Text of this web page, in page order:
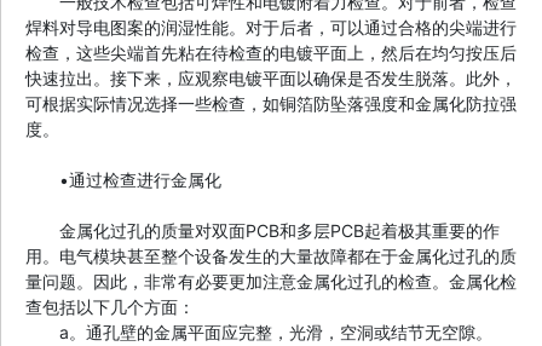
焊料对导电图案的润湿性能。对于后者，可以通过合格的尖端进行
检查，这些尖端首先粘在待检查的电镀平面上，然后在均匀按压后
快速拉出。接下来，应观察电镀平面以确保是否发生脱落。此外，
可根据实际情况选择一些检查，如铜箔防坠落强度和金属化防拉强
度。
•通过检查进行金属化
金属化过孔的质量对双面PCB和多层PCB起着极其重要的作
用。电气模块甚至整个设备发生的大量故障都在于金属化过孔的质
量问题。因此，非常有必要更加注意金属化过孔的检查。金属化检
查包括以下几个方面：
a。通孔壁的金属平面应完整，光滑，空洞或结节无空隙。